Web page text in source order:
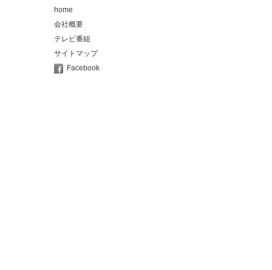
home
会社概要
テレビ番組
サイトマップ
Facebook